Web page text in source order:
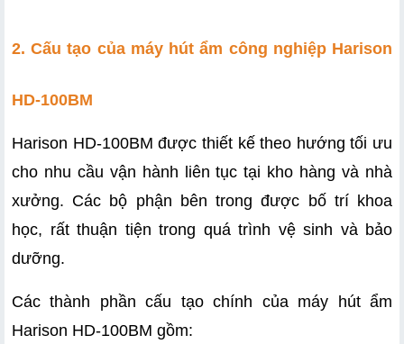
2. Cấu tạo của máy hút ẩm công nghiệp Harison
HD-100BM
Harison HD-100BM được thiết kế theo hướng tối ưu
cho nhu cầu vận hành liên tục tại kho hàng và nhà
xưởng. Các bộ phận bên trong được bố trí khoa
học, rất thuận tiện trong quá trình vệ sinh và bảo
dưỡng.
Các thành phần cấu tạo chính của máy hút ẩm
Harison HD-100BM gồm: